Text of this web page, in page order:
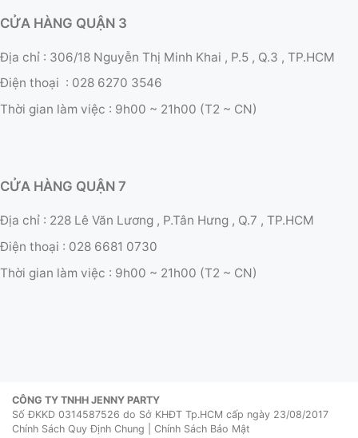
CỬA HÀNG QUẬN 3
Địa chỉ : 306/18 Nguyễn Thị Minh Khai , P.5 , Q.3 , TP.HCM
Điện thoại : 028 6270 3546
Thời gian làm việc : 9h00 ~ 21h00 (T2 ~ CN)
CỬA HÀNG QUẬN 7
Địa chỉ : 228 Lê Văn Lương , P.Tân Hưng , Q.7 , TP.HCM
Điện thoại : 028 6681 0730
Thời gian làm việc : 9h00 ~ 21h00 (T2 ~ CN)
CÔNG TY TNHH JENNY PARTY
Số ĐKKD 0314587526 do Sở KHĐT Tp.HCM cấp ngày 23/08/2017
Chính Sách Quy Định Chung
Chính Sách Bảo Mật